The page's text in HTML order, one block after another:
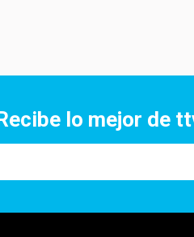
lo mejor de